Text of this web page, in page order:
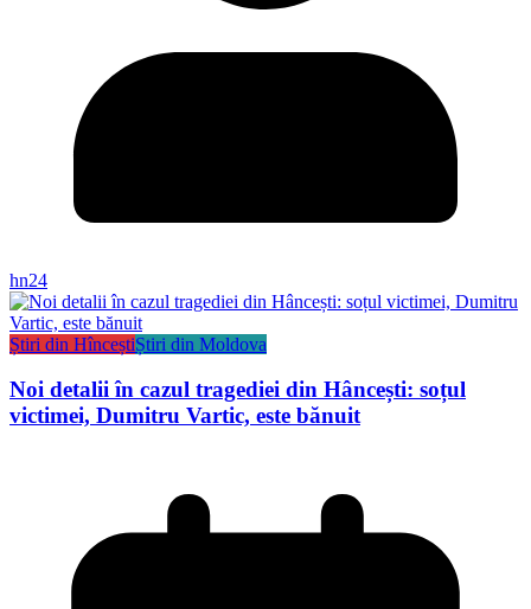
hn24
Știri din HînceștiȘtiri din Moldova
Noi detalii în cazul tragediei din Hâncești: soțul
victimei, Dumitru Vartic, este bănuit